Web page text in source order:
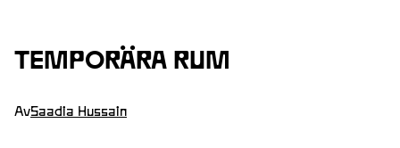
TEMPORÄRA RUM
AvSaadia Hussain